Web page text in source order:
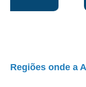
onde encontrar andador
Regiões onde a